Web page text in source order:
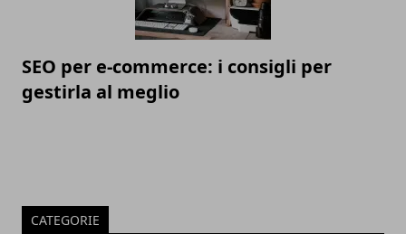
SEO per e-commerce: i consigli per
gestirla al meglio
CATEGORIE